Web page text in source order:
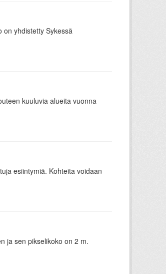
on yhdistetty Sykessä
kuuluvia alueita vuonna
esiintymiä. Kohteita voidaan
ja sen pikselikoko on 2 m.